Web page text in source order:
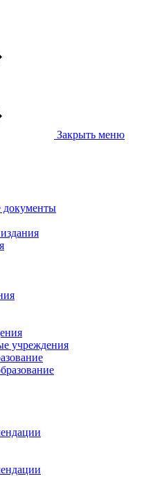
Закрыть меню
учреждения